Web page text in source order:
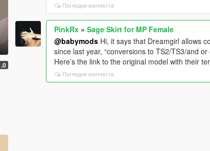
Погледни контекста
PinkRx »Sage Skirt for MP Female
@babymods Hi, it says that Dreamgirl allows
since last year, “conversions to TS2/TS3/and
Here’s the link to the original model with their
Погледни контекста